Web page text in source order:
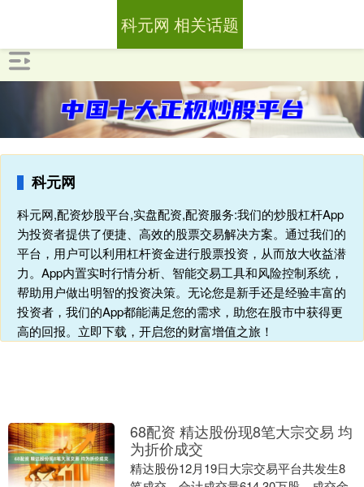
科元网
科元网,配资炒股平台,实盘配资,配资服务:我们的炒股杠杆App
为投资者提供了便捷、高效的股票交易解决方案。通过我们的
平台，用户可以利用杠杆资金进行股票投资，从而放大收益潜
力。App内置实时行情分析、智能交易工具和风险控制系统，
帮助用户做出明智的投资决策。无论您是新手还是经验丰富的
投资者，我们的App都能满足您的需求，助您在股市中获得更
高的回报。立即下载，开启您的财富增值之旅！
科元网 相关话题
68配资 精达股份现8笔大宗交易 均
为折价成交
精达股份12月19日大宗交易平台共发生8